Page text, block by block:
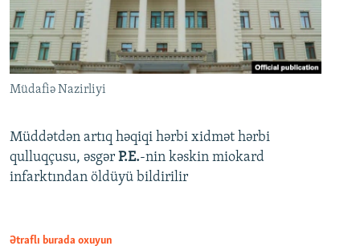
Müdafiə Nazirliyi
Müddətdən artıq həqiqi hərbi xidmət hərbi
qulluqçusu, əsgər P.E.-nin kəskin miokard
infarktından öldüyü bildirilir
Ətraflı burada oxuyun